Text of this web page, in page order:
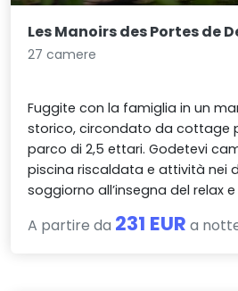
Les Manoirs des Portes de
27 camere
Fuggite con la famiglia in un
storico, circondato da cottage
parco di 2,5 ettari. Godetevi
piscina riscaldata e attività nei
soggiorno all’insegna del relax
A partire da 231 EUR a